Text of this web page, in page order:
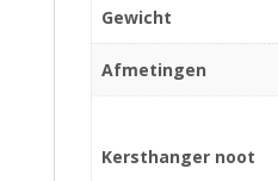
Gewicht
Afmetingen
Kersthanger noot